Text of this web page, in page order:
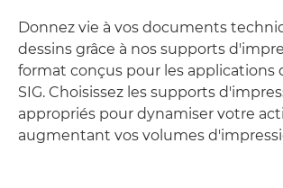
Donnez vie à vos documents
dessins grâce à nos supports
format conçus pour les applications
SIG. Choisissez les supports
appropriés pour dynamiser votre
augmentant vos volumes